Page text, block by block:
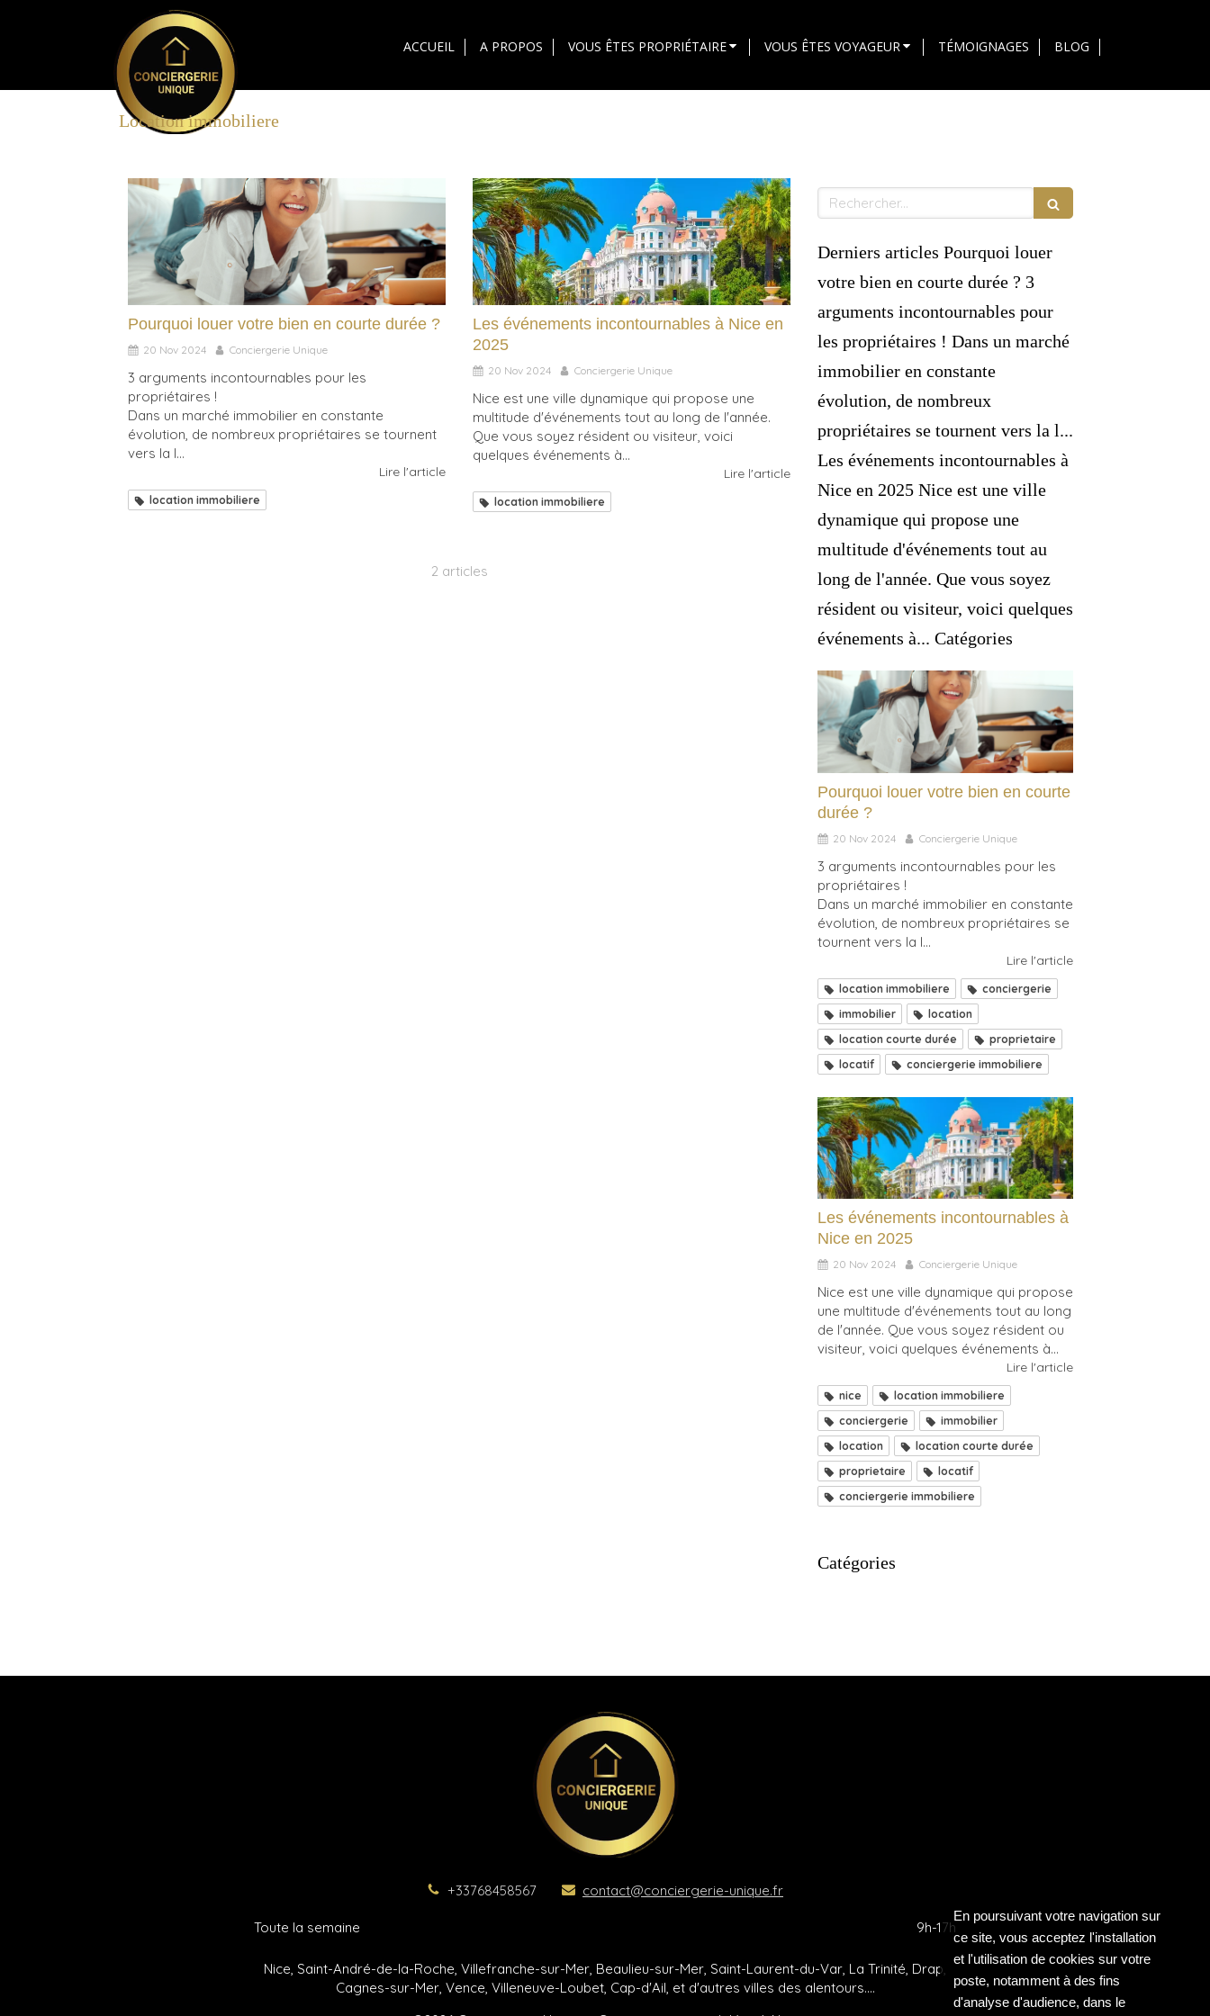
ACCUEIL A PROPOS VOUS ÊTES PROPRIÉTAIRE VOUS ÊTES VOYAGEUR TÉMOIGNAGES BLOG
Location immobiliere
Pourquoi louer votre bien en courte durée ?
20 Nov 2024 Conciergerie Unique
3 arguments incontournables pour les
propriétaires !
Dans un marché immobilier en constante
évolution, de nombreux propriétaires se tournent
vers la l...
Lire l'article
location immobiliere
Les événements incontournables à Nice en
2025
20 Nov 2024 Conciergerie Unique
Nice est une ville dynamique qui propose une
multitude d'événements tout au long de l'année.
Que vous soyez résident ou visiteur, voici
quelques événements à...
Lire l'article
location immobiliere
2 articles
Rechercher
Derniers articles Pourquoi louer
votre bien en courte durée ? 3
arguments incontournables pour
les propriétaires ! Dans un marché
immobilier en constante
évolution, de nombreux
propriétaires se tournent vers la l...
Les événements incontournables à
Nice en 2025 Nice est une ville
dynamique qui propose une
multitude d'événements tout au
long de l'année. Que vous soyez
résident ou visiteur, voici quelques
événements à... Catégories
Pourquoi louer votre bien en courte
durée ?
20 Nov 2024 Conciergerie Unique
3 arguments incontournables pour les
propriétaires !
Dans un marché immobilier en constante
évolution, de nombreux propriétaires se
tournent vers la l...
Lire l'article
location immobiliere
conciergerie
immobilier
location
location courte durée
proprietaire
locatif
conciergerie immobiliere
Les événements incontournables à
Nice en 2025
20 Nov 2024 Conciergerie Unique
Nice est une ville dynamique qui propose
une multitude d'événements tout au long
de l'année. Que vous soyez résident ou
visiteur, voici quelques événements à...
Lire l'article
nice
location immobiliere
conciergerie
immobilier
location
location courte durée
proprietaire
locatif
conciergerie immobiliere
Catégories
+33768458567 contact@conciergerie-unique.fr
Toute la semaine 9h-17h
Nice, Saint-André-de-la-Roche, Villefranche-sur-Mer, Beaulieu-sur-Mer, Saint-Laurent-du-Var, La Trinité, Drap,
Cagnes-sur-Mer, Vence, Villeneuve-Loubet, Cap-d'Ail, et d'autres villes des alentours....
En poursuivant votre navigation sur
ce site, vous acceptez l'installation
et l'utilisation de cookies sur votre
poste, notamment à des fins
d'analyse d'audience, dans le